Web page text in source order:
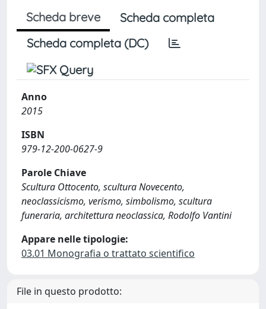
Scheda breve
Scheda completa
Scheda completa (DC)
Anno
2015
ISBN
979-12-200-0627-9
Parole Chiave
Scultura Ottocento, scultura Novecento,
neoclassicismo, verismo, simbolismo, scultura
funeraria, architettura neoclassica, Rodolfo Vantini
Appare nelle tipologie:
03.01 Monografia o trattato scientifico
File in questo prodotto: